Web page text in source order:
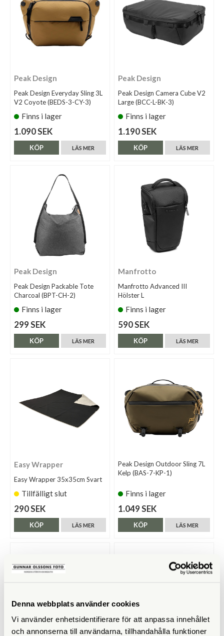
Denna webbplats använder cookies
Vi använder enhetsidentifierare för att anpassa innehållet
och annonserna till användarna, tillhandahålla funktioner
Peak Design
Peak Design Everyday Sling 3L
V2 Coyote (BEDS-3-CY-3)
Finns i lager
1.090 SEK
LÄS MER
KÖP
Peak Design
Peak Design Camera Cube V2
Large (BCC-L-BK-3)
Finns i lager
1.190 SEK
LÄS MER
KÖP
Peak Design
Peak Design Packable Tote
Charcoal (BPT-CH-2)
Finns i lager
299 SEK
LÄS MER
KÖP
Manfrotto
Manfrotto Advanced III
Hölster L
Finns i lager
590 SEK
LÄS MER
KÖP
Easy Wrapper
Easy Wrapper 35x35cm Svart
Tillfälligt slut
290 SEK
LÄS MER
KÖP
Peak Design Outdoor Sling 7L
Kelp (BAS-7-KP-1)
Finns i lager
1.049 SEK
LÄS MER
KÖP